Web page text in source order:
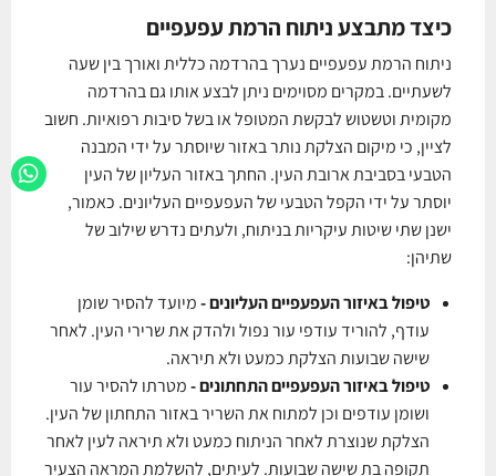
כיצד מתבצע ניתוח הרמת עפעפיים
ניתוח הרמת עפעפיים נערך בהרדמה כללית ואורך בין שעה
לשעתיים. במקרים מסוימים ניתן לבצע אותו גם בהרדמה
מקומית וטשטוש לבקשת המטופל או בשל סיבות רפואיות. חשוב
לציין, כי מיקום הצלקת נותר באזור שיוסתר על ידי המבנה
הטבעי בסביבת ארובת העין. החתך באזור העליון של העין
יוסתר על ידי הקפל הטבעי של העפעפיים העליונים. כאמור,
ישנן שתי שיטות עיקריות בניתוח, ולעתים נדרש שילוב של
שתיהן:
טיפול באיזור העפעפיים העליונים -מיועד להסיר שומן
עודף, להוריד עודפי עור נפול ולהדק את שרירי העין. לאחר
שישה שבועות הצלקת כמעט ולא תיראה.
טיפול באיזור העפעפיים התחתונים -מטרתו להסיר עור
ושומן עודפים וכן למתוח את השריר באזור התחתון של העין.
הצלקת שנוצרת לאחר הניתוח כמעט ולא תיראה לעין לאחר
תקופה בת שישה שבועות. לעיתים, להשלמת המראה הצעיר